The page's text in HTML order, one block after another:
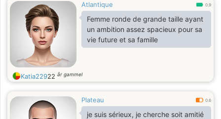
Atlantique 0.9
Femme ronde de grande taille ayant
un ambition assez spacieux pour sa
vie future et sa famille
Katia22922 år gammel
Plateau 0.6
je suis sérieux, je cherche soit amitié